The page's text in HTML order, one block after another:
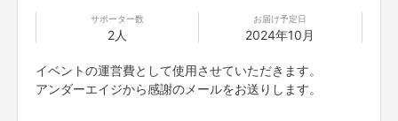
※くまがい（左）、たもん（右）
岩手県住みます芸人のアンダーエイジです！
僕らが28歳だった2011年の5月に活動拠点を東京から岩手県に移し今年で
サポーター数
2人
お届け予定日
2024年10月
イベントの運営費として使用させていただきます。
アンダーエイジから感謝のメールをお送りします。